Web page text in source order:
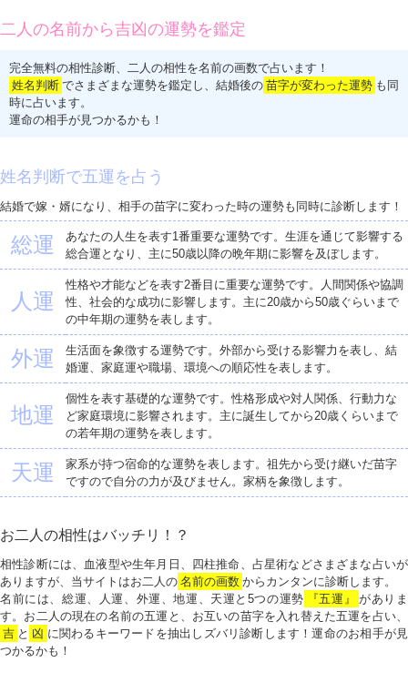
二人の名前から吉凶の運勢を鑑定
完全無料の相性診断、二人の相性を名前の画数で占います！
姓名判断 でさまざまな運勢を鑑定し、結婚後の 苗字が変わった運勢 も同
時に占います。
運命の相手が見つかるかも！
姓名判断で五運を占う
結婚で嫁・婿になり、相手の苗字に変わった時の運勢も同時に診断します！
総運
あなたの人生を表す1番重要な運勢です。生涯を通じて影響する
総合運となり、主に50歳以降の晩年期に影響を及ぼします。
人運
性格や才能などを表す2番目に重要な運勢です。人間関係や協調
性、社会的な成功に影響します。主に20歳から50歳ぐらいまで
の中年期の運勢を表します。
外運
生活面を象徴する運勢です。外部から受ける影響力を表し、結
婚運、家庭運や職場、環境への順応性を表します。
地運
個性を表す基礎的な運勢です。性格形成や対人関係、行動力な
ど家庭環境に影響されます。主に誕生してから20歳くらいまで
の若年期の運勢を表します。
天運
家系が持つ宿命的な運勢を表します。祖先から受け継いだ苗字
ですので自分の力が及びません。家柄を象徴します。
お二人の相性はバッチリ！？
相性診断には、血液型や生年月日、四柱推命、占星術などさまざまな占いが
ありますが、当サイトはお二人の 名前の画数 からカンタンに診断します。
名前には、総運、人運、外運、地運、天運と5つの運勢
『五運』
がありま
す。お二人の現在の名前の五運と、お互いの苗字を入れ替えた五運を占い、
吉 と 凶 に関わるキーワードを抽出しズバリ診断します！運命のお相手が見
つかるかも！